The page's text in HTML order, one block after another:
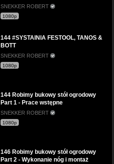
SNEKKER ROBERT
1080p
144 #SYSTAINIA FESTOOL, TANOS &
BOTT
SNEKKER ROBERT
1080p
144 Robimy bukowy stół ogrodowy
Part 1 - Prace wstępne
SNEKKER ROBERT
1080p
146 Robimy bukowy stół ogrodowy
Part 2 - Wykonanie nóg i montaż